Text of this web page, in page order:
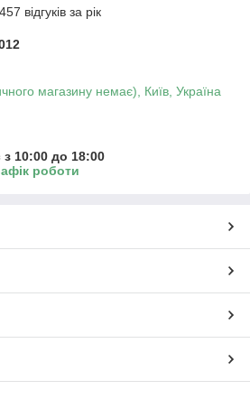
відгуків за рік
магазину немає), Київ, Україна
10:00 до 18:00
роботи